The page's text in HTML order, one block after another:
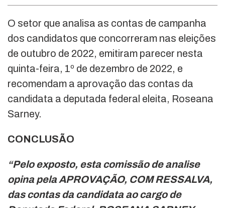
O setor que analisa as contas de campanha
dos candidatos que concorreram nas eleições
de outubro de 2022, emitiram parecer nesta
quinta-feira, 1º de dezembro de 2022, e
recomendam a aprovação das contas da
candidata a deputada federal eleita, Roseana
Sarney.
CONCLUSÃO
“Pelo exposto, esta comissão de analise
opina pela APROVAÇÃO, COM RESSALVA,
das contas da candidata ao cargo de